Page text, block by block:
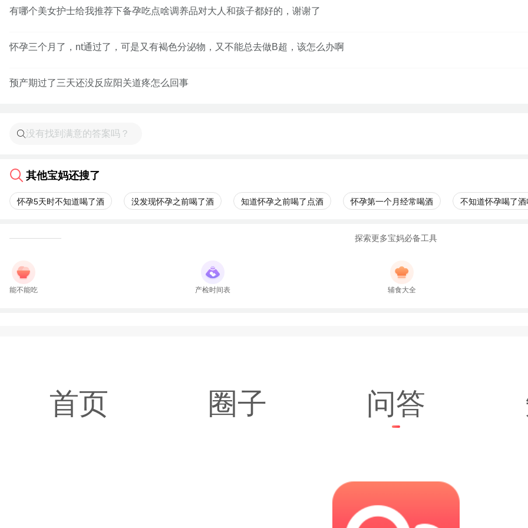
有哪个美女护士给我推荐下备孕吃点啥调养品对大人和孩子都好的，谢谢了
怀孕三个月了，nt通过了，可是又有褐色分泌物，又不能总去做B超，该怎么办啊
预产期过了三天还没反应阳关道疼怎么回事
其他宝妈还搜了
怀孕5天时不知道喝了酒 没发现怀孕之前喝了酒 知道怀孕之前喝了点酒 怀孕第一个月经常喝酒 不知道怀孕喝了酒
探索更多宝妈必备工具
能不能吃 产检时间表 辅食大全
首页 圈子 问答